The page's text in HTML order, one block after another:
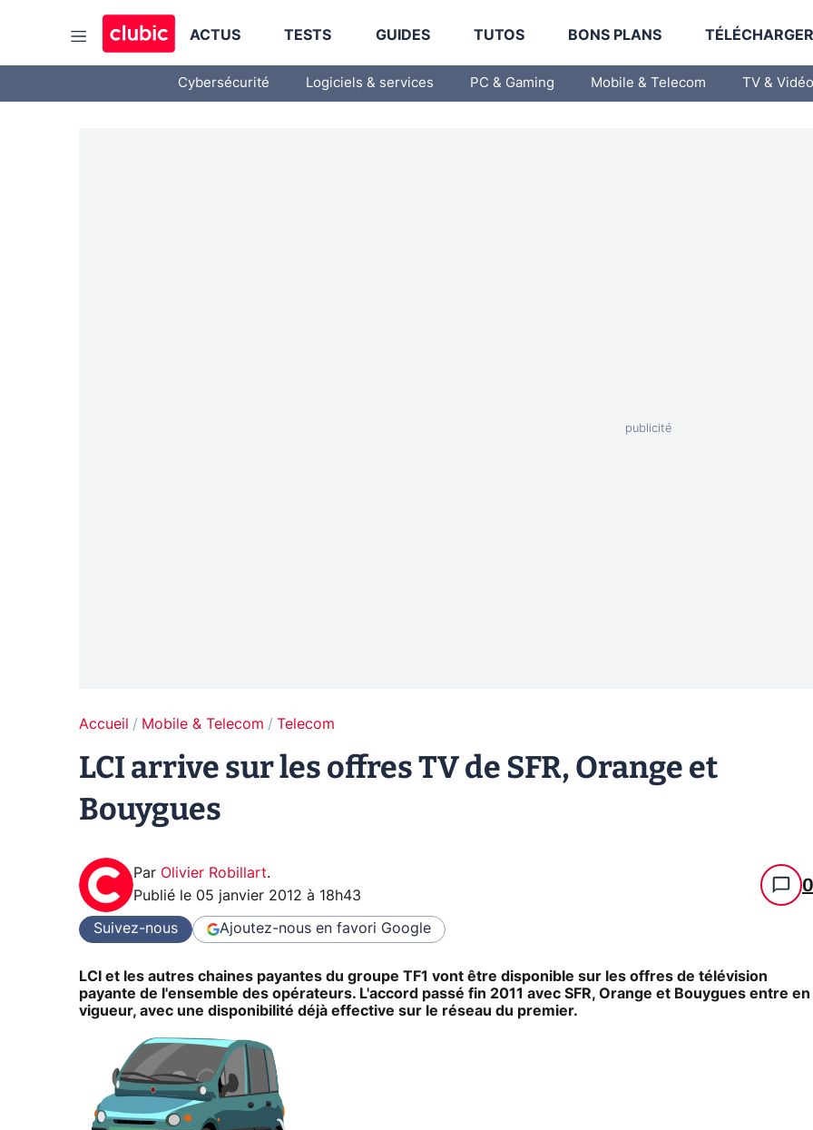
ACTUS TESTS GUIDES TUTOS BONS PLANS
Cybersécurité Logiciels & services PC & Gaming Mobile & Telecom TV & Vidéo
Accueil Mobile & Telecom Telecom
LCI arrive sur les offres TV de SFR, Orange et
Bouygues
Par Olivier Robillart.
Publié le 05 janvier 2012 à 18h43 0
Suivez-nous Ajoutez-nous en favori Google
LCI et les autres chaines payantes du groupe TF1 vont être disponible sur les offres de télévision
payante de l'ensemble des opérateurs. L'accord passé fin 2011 avec SFR, Orange et Bouygues entre en
vigueur, avec une disponibilité déjà effective sur le réseau du premier.